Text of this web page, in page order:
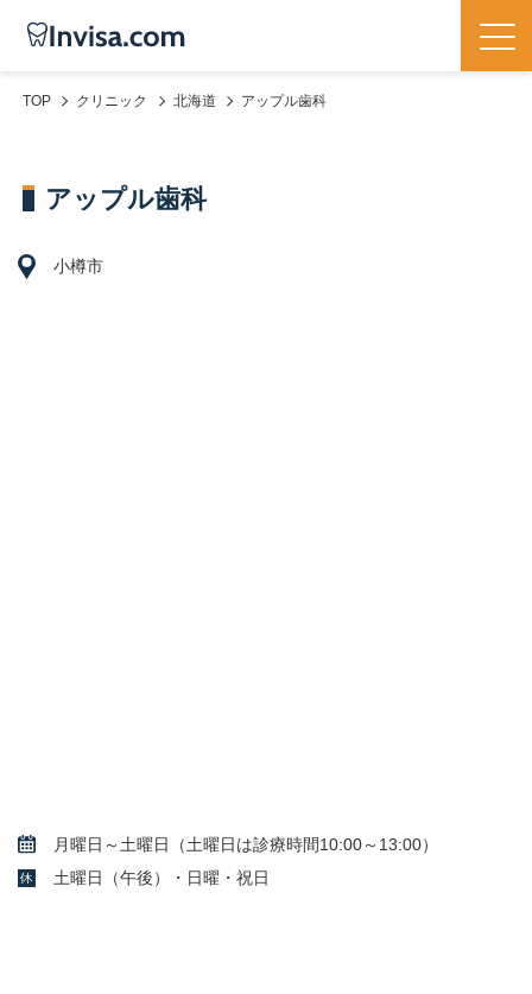
TOP クリニック 北海道 アップル歯科
アップル歯科
小樽市
月曜日～土曜日（土曜日は診療時間10:00～13:00）
土曜日（午後）・日曜・祝日